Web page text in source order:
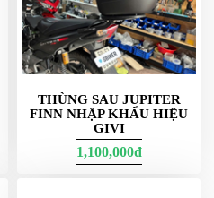
THÙNG SAU JUPITER
FINN NHẬP KHẨU HIỆU
GIVI
1,100,000đ